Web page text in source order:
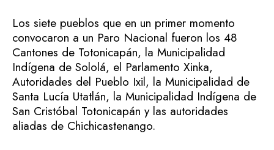
Los siete pueblos que en un primer momento
convocaron a un Paro Nacional fueron los 48
Cantones de Totonicapán, la Municipalidad
Indígena de Sololá, el Parlamento Xinka,
Autoridades del Pueblo Ixil, la Municipalidad de
Santa Lucía Utatlán, la Municipalidad Indígena de
San Cristóbal Totonicapán y las autoridades
aliadas de Chichicastenango.